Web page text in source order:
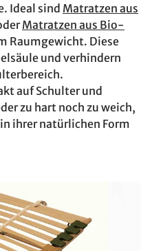
Ideal sind Matratzen aus
Matratzen aus Bio-
Raumgewicht. Diese
und verhindern
auf Schulter und
zu hart noch zu weich,
ihrer natürlichen Form